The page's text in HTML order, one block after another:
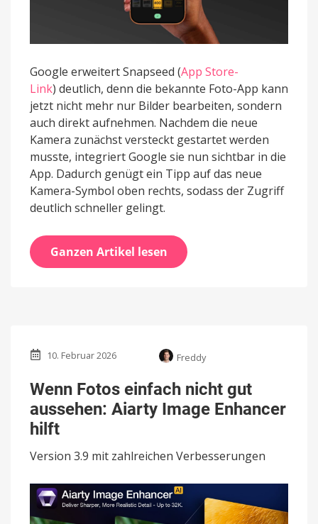
Google erweitert Snapseed (App Store-
Link) deutlich, denn die bekannte Foto-App kann
jetzt nicht mehr nur Bilder bearbeiten, sondern
auch direkt aufnehmen. Nachdem die neue
Kamera zunächst versteckt gestartet werden
musste, integriert Google sie nun sichtbar in die
App. Dadurch genügt ein Tipp auf das neue
Kamera-Symbol oben rechts, sodass der Zugriff
deutlich schneller gelingt.
Ganzen Artikel lesen
10. Februar 2026 Freddy
Wenn Fotos einfach nicht gut
aussehen: Aiarty Image Enhancer
hilft
Version 3.9 mit zahlreichen Verbesserungen